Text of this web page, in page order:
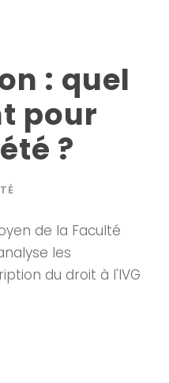
: quel
pour
?
de la Faculté
les
du droit à l'IVG